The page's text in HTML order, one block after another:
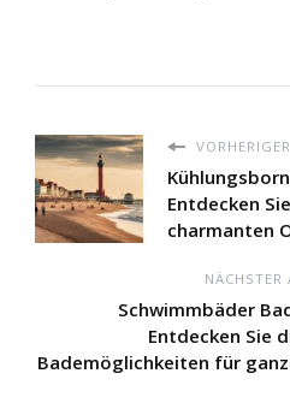
Entdecken
charmanten
NÄCHSTER
Schwimmbäder
Entdecken Sie
Bademöglichkeiten für